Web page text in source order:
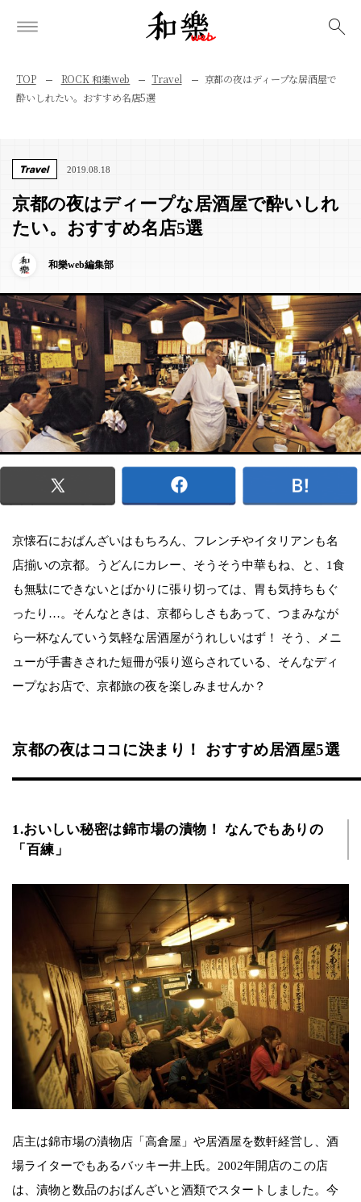
TOP ROCK 和樂web Travel
京都の夜はディープな居酒屋で
酔いしれたい。おすすめ名店5選
Travel 2019.08.18
京都の夜はディープな居酒屋で酔いしれ
たい。おすすめ名店5選
和樂web編集部
京懐石におばんざいはもちろん、フレンチやイタリアンも名
店揃いの京都。うどんにカレー、そうそう中華もね、と、1食
も無駄にできないとばかりに張り切っては、胃も気持ちもぐ
ったり…。そんなときは、京都らしさもあって、つまみなが
ら一杯なんていう気軽な居酒屋がうれしいはず！ そう、メニ
ューが手書きされた短冊が張り巡らされている、そんなディ
ープなお店で、京都旅の夜を楽しみませんか？
京都の夜はココに決まり！ おすすめ居酒屋5選
1.おいしい秘密は錦市場の漬物！ なんでもありの
「百練」
店主は錦市場の漬物店「高倉屋」や居酒屋を数軒経営し、酒
場ライターでもあるバッキー井上氏。2002年開店のこの店
は、漬物と数品のおばんざいと酒類でスタートしました。今